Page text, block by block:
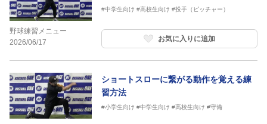
野球練習メニュー
2026/06/17
#中学生向け #高校生向け #投手（ピッチャー）
お気に入りに追加
ショートスローに繋がる動作を覚える練
習方法
#小学生向け #中学生向け #高校生向け #守備